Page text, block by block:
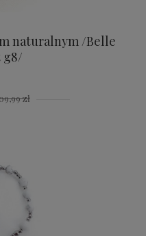
naturalnym /Belle
g8/
zł